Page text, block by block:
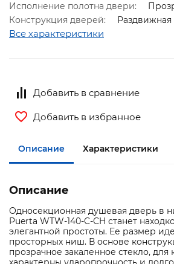
Исполнение полотна двери:
Конструкция дверей:
Раздвижная
Все характеристики
Добавить в сравнение
Добавить в избранное
Описание Характеристики
Описание
Односекционная душевая дверь в
Puerta WTW-140-C-CH станет
элегантной простоты. Ее размер
просторных ниш. В основе
прозрачное закаленное стекло, для